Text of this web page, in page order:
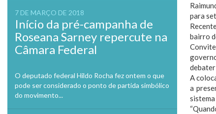
7 DE MARÇO DE 2018
Início da pré-campanha de
Roseana Sarney repercute na
Câmara Federal
O deputado federal Hildo Rocha fez ontem o que
pode ser considerado o ponto de partida simbólico
do movimento...
para
bairro
A
a